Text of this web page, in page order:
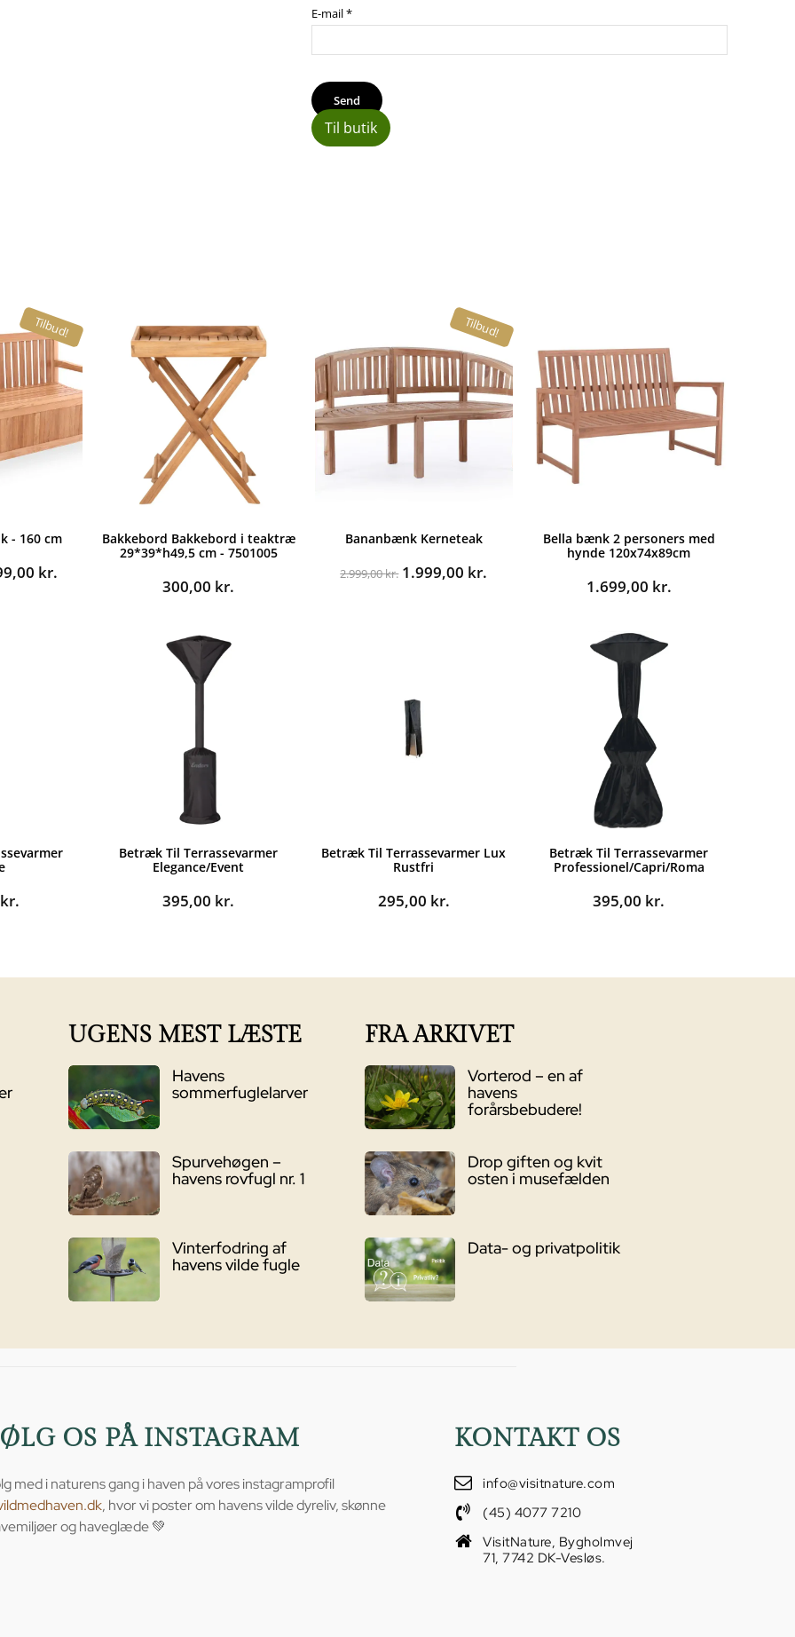
E-mail*
Til butik
Tilbud!
- 160 cm
kr.
Bakkebord Bakkebord i teaktræ
29*39*h49,5 cm - 7501005
300,00 kr.
Tilbud!
Bananbænk Kerneteak
2.999,00kr. Den
1.999,00 kr.
Bella bænk 2 personers med
hynde 120x74x89cm
1.699,00 kr.
kr.
Betræk Til Terrassevarmer
Elegance/Event
395,00 kr.
Betræk Til Terrassevarmer Lux
Rustfri
295,00 kr.
Betræk Til Terrassevarmer
Professionel/Capri/Roma
395,00 kr.
UGENS MEST LÆSTE
Havens
sommerfuglelarver
Spurvehøgen –
havens rovfugl nr. 1
Vinterfodring af
havens vilde fugle
FRA ARKIVET
Vorterod – en af
havens
forårsbebudere!
Drop giften og kvit
osten i musefælden
Data- og privatpolitik
OS PÅ INSTAGRAM
med i naturens gang i haven på vores instagramprofil
, hvor vi poster om havens vilde dyreliv, skønne
og haveglæde 💚
KONTAKT OS
info@visitnature.com
(45) 4077 7210
VisitNature, Bygholmvej
71, 7742 DK-Vesløs.